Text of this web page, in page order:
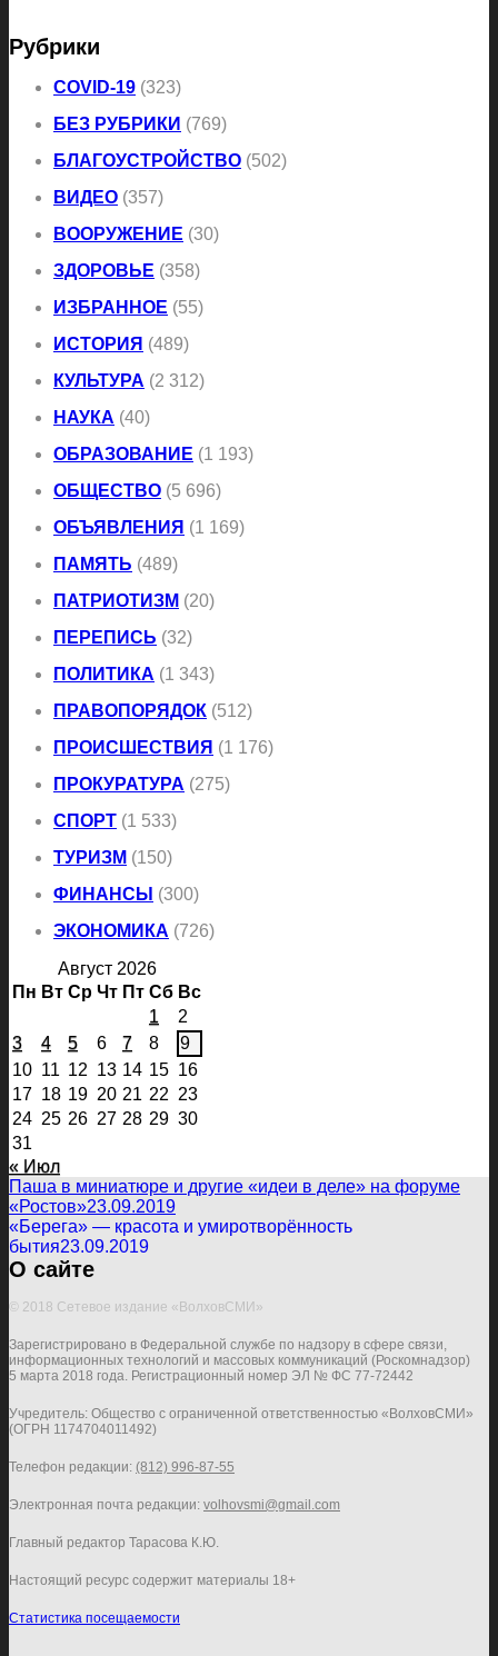
Рубрики
COVID-19 (323)
БЕЗ РУБРИКИ (769)
БЛАГОУСТРОЙСТВО (502)
ВИДЕО (357)
ВООРУЖЕНИЕ (30)
ЗДОРОВЬЕ (358)
ИЗБРАННОЕ (55)
ИСТОРИЯ (489)
КУЛЬТУРА (2 312)
НАУКА (40)
ОБРАЗОВАНИЕ (1 193)
ОБЩЕСТВО (5 696)
ОБЪЯВЛЕНИЯ (1 169)
ПАМЯТЬ (489)
ПАТРИОТИЗМ (20)
ПЕРЕПИСЬ (32)
ПОЛИТИКА (1 343)
ПРАВОПОРЯДОК (512)
ПРОИСШЕСТВИЯ (1 176)
ПРОКУРАТУРА (275)
СПОРТ (1 533)
ТУРИЗМ (150)
ФИНАНСЫ (300)
ЭКОНОМИКА (726)
Август 2026
Пн Вт Ср Чт Пт Сб Вс
1
2
3
4 5 6 7 8
9
10 11 12 13 14 15 16
17 18 19 20 21 22 23
24 25 26 27 28 29 30
31
« Июл
Паша в миниатюре и другие «идеи в деле» на форуме
«Ростов»23.09.2019
«Берега» — красота и умиротворённость
бытия23.09.2019
О сайте
© 2018 Сетевое издание «ВолховСМИ»
Зарегистрировано в Федеральной службе по надзору в сфере связи,
информационных технологий и массовых коммуникаций (Роскомнадзор)
5 марта 2018 года. Регистрационный номер ЭЛ № ФС 77-72442
Учредитель: Общество с ограниченной ответственностью «ВолховСМИ»
(ОГРН 1174704011492)
Телефон редакции: (812) 996-87-55
Электронная почта редакции: volhovsmi@gmail.com
Главный редактор Тарасова К.Ю.
Настоящий ресурс содержит материалы 18+
Статистика посещаемости